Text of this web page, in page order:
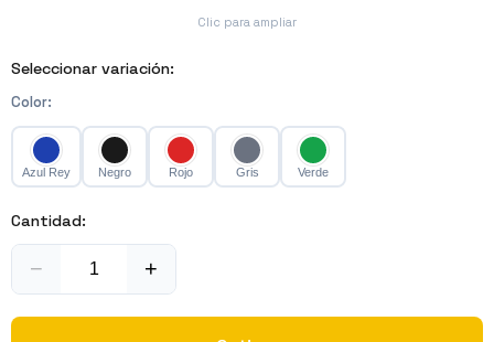
Clic para ampliar
Seleccionar variación:
Color:
Azul Rey Negro Rojo Gris Verde
Cantidad:
− +